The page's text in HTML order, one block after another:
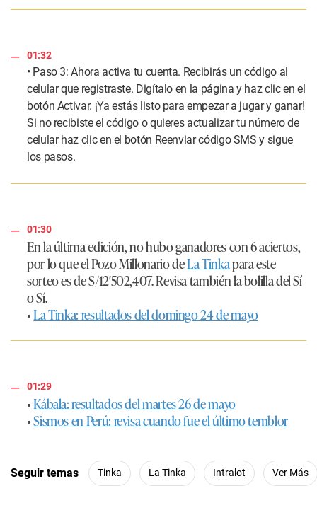
01:32
• Paso 3: Ahora activa tu cuenta. Recibirás un código al
celular que registraste. Digítalo en la página y haz clic en el
botón Activar. ¡Ya estás listo para empezar a jugar y ganar!
Si no recibiste el código o quieres actualizar tu número de
celular haz clic en el botón Reenviar código SMS y sigue
los pasos.
01:30
En la última edición, no hubo ganadores con 6 aciertos,
por lo que el Pozo Millonario deLa Tinkapara este
sorteo es de S/12′502,407. Revisa también la bolilla del Sí
o Sí.
•La Tinka: resultados del domingo 24 de mayo
01:29
•Kábala: resultados del martes 26 de mayo
•Sismos en Perú: revisa cuando fue el último temblor
Seguir temas Tinka La Tinka Intralot Ver Más